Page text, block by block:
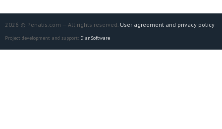
2026 © Penatis.com — All rights reserved. User agreement and privacy policy
Project development and support: DianSoftware